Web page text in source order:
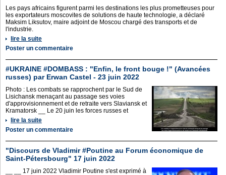
Les pays africains figurent parmi les destinations les plus prometteuses pour
les exportateurs moscovites de solutions de haute technologie, a déclaré
Maksim Liksutov, maire adjoint de Moscou chargé des transports et de
l'industrie.
lire la suite
Poster un commentaire
#UKRAINE #DOMBASS : "Enfin, le front bouge !" (Avancées
russes) par Erwan Castel - 23 juin 2022
Photo : Les combats se rapprochent par le Sud de
Lisichansk menaçant au passage ses voies
d'approvisionnement et de retraite vers Slaviansk et
Kramatorsk __ Le 20 juin les forces russes et
lire la suite
Poster un commentaire
"Discours de Vladimir #Poutine au Forum économique de
Saint-Pétersbourg" 17 juin 2022
__ __ 17 juin 2022 Vladimir Poutine s'est exprimé à